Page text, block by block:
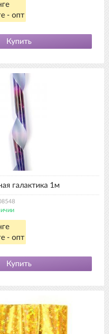
- опт
Купить
галактика 1м
- опт
Купить